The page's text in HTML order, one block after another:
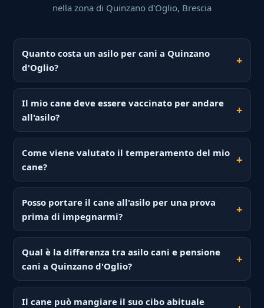
nella zona di Quinzano d'Oglio, Brescia
Quanto costa un asilo per cani a Quinzano
d'Oglio?
Il mio cane deve essere vaccinato per andare
all'asilo?
Come viene valutato il temperamento del mio
cane?
Posso portare il cane all'asilo per una prova
prima di impegnarmi?
Qual è la differenza tra asilo cani e pensione
cani a Quinzano d'Oglio?
Il cane può mangiare il suo cibo abituale